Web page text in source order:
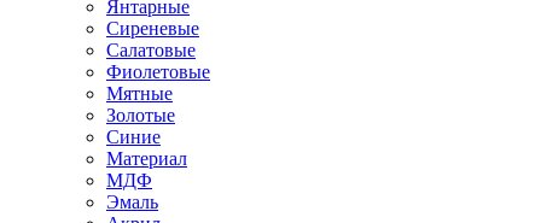
Янтарные
Сиреневые
Салатовые
Фиолетовые
Мятные
Золотые
Синие
Материал
МДФ
Эмаль